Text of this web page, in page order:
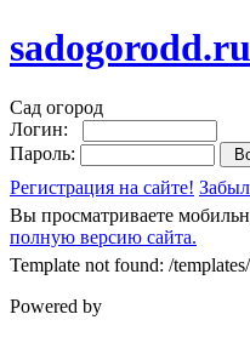
sadogorodd.ru
Сад огород
Логин:
Пароль:
Регистрация на сайте!
Вы просматриваете
полную версию сайта.
Template not found: /
Powered by